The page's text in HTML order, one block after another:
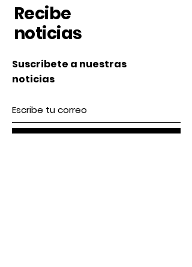
Recibe
noticias
Suscribete a nuestras
noticias
Subscribe